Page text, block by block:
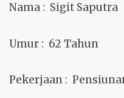
Nama : Sigit Saputra
Umur : 62 Tahun
Pekerjaan :